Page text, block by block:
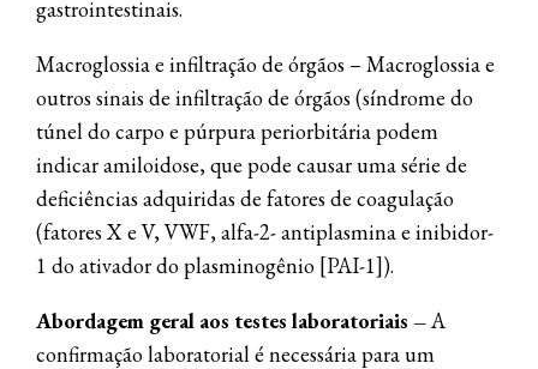
gastrointestinais.
Macroglossia e infiltração de órgãos – Macroglossia e
outros sinais de infiltração de órgãos (síndrome do
túnel do carpo e púrpura periorbitária podem
indicar amiloidose, que pode causar uma série de
deficiências adquiridas de fatores de coagulação
(fatores X e V, VWF, alfa-2- antiplasmina e inibidor-
1 do ativador do plasminogênio [PAI-1]).
Abordagem geral aos testes laboratoriais –A
confirmação laboratorial é necessária para um